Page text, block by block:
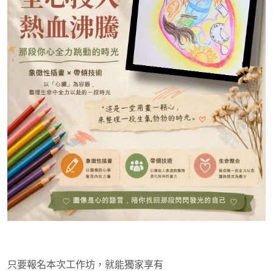
只要報名本次工作坊，就能獨家享有